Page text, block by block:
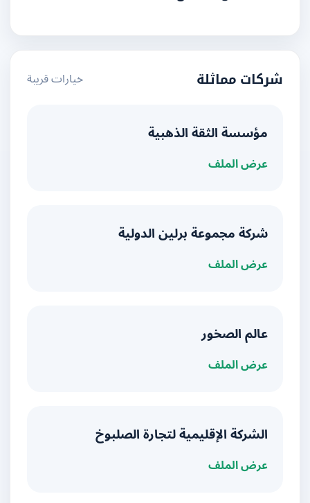
شركات مماثلة خيارات قريبة
مؤسسة الثقة الذهبية
عرض الملف
شركة مجموعة برلين الدولية
عرض الملف
عالم الصخور
عرض الملف
الشركة الإقليمية لتجارة الصلبوخ
عرض الملف